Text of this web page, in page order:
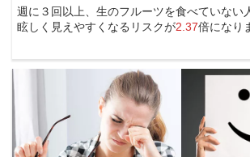
週に３回以上、生のフルーツを食べていない
眩しく見えやすくなるリスクが2.37倍になり